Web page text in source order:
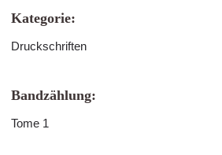
Kategorie:
Druckschriften
Bandzählung:
Tome 1